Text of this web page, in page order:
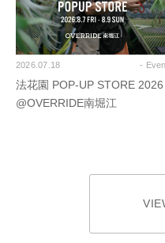
2026.07.18 -
法花園 POP-UP STORE 2026
@OVERRIDE南堀江